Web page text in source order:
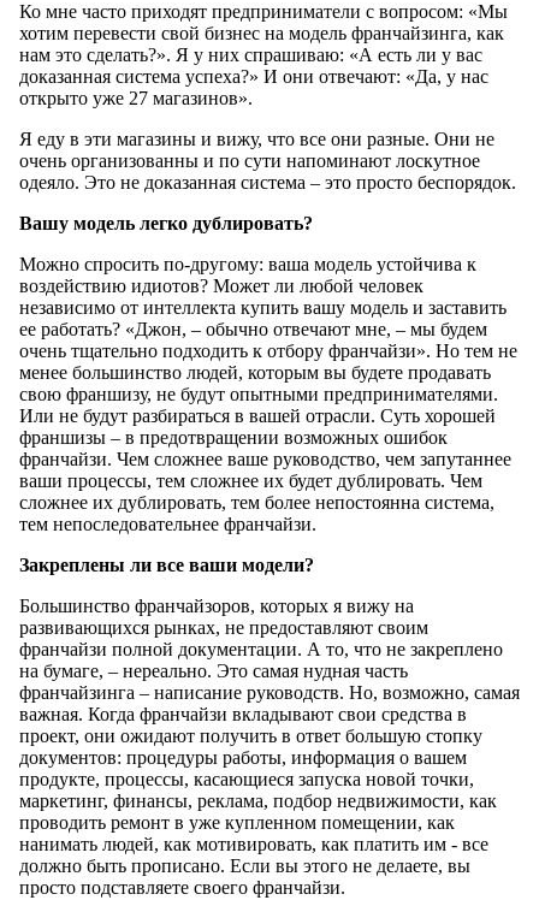
Ко мне часто приходят предприниматели с вопросом: «Мы
хотим перевести свой бизнес на модель франчайзинга, как
нам это сделать?». Я у них спрашиваю: «А есть ли у вас
доказанная система успеха?» И они отвечают: «Да, у нас
открыто уже 27 магазинов».
Я еду в эти магазины и вижу, что все они разные. Они не
очень организованны и по сути напоминают лоскутное
одеяло. Это не доказанная система – это просто беспорядок.
Вашу модель легко дублировать?
Можно спросить по-другому: ваша модель устойчива к
воздействию идиотов? Может ли любой человек
независимо от интеллекта купить вашу модель и заставить
ее работать? «Джон, – обычно отвечают мне, – мы будем
очень тщательно подходить к отбору франчайзи». Но тем не
менее большинство людей, которым вы будете продавать
свою франшизу, не будут опытными предпринимателями.
Или не будут разбираться в вашей отрасли. Суть хорошей
франшизы – в предотвращении возможных ошибок
франчайзи. Чем сложнее ваше руководство, чем запутаннее
ваши процессы, тем сложнее их будет дублировать. Чем
сложнее их дублировать, тем более непостоянна система,
тем непоследовательнее франчайзи.
Закреплены ли все ваши модели?
Большинство франчайзоров, которых я вижу на
развивающихся рынках, не предоставляют своим
франчайзи полной документации. А то, что не закреплено
на бумаге, – нереально. Это самая нудная часть
франчайзинга – написание руководств. Но, возможно, самая
важная. Когда франчайзи вкладывают свои средства в
проект, они ожидают получить в ответ большую стопку
документов: процедуры работы, информация о вашем
продукте, процессы, касающиеся запуска новой точки,
маркетинг, финансы, реклама, подбор недвижимости, как
проводить ремонт в уже купленном помещении, как
нанимать людей, как мотивировать, как платить им - все
должно быть прописано. Если вы этого не делаете, вы
просто подставляете своего франчайзи.